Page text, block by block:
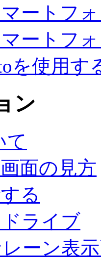
ートフ
ートフ
を使用す
ン
て
面の見方
る
ライブ
ーン表